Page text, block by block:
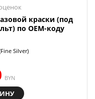
краски (под
по OEM-коду
Silver)
BYN